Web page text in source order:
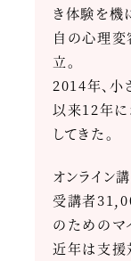
き体験を機
自の心理変
立。
2014年、小
以来12年に
してきた。
オンライン
受講者
のためのマ
近年は支援